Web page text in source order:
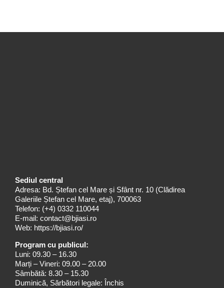
Sediul central
Adresa: Bd. Ștefan cel Mare și Sfânt nr. 10 (Clădirea
Galeriile Ștefan cel Mare, etaj), 700063
Telefon: (+4) 0332 110044
E-mail: contact@bjiasi.ro
Web: https://bjiasi.ro/
Program cu publicul:
Luni: 09.30 – 16.30
Marți – Vineri: 09.00 – 20.00
Sâmbătă: 8.30 – 15.30
Duminică, Sărbători legale: Închis